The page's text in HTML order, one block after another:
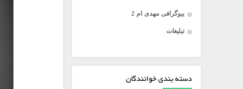
بیوگرافی مهدی ام 2
تبلیغات
دسته بندی خوانندگان